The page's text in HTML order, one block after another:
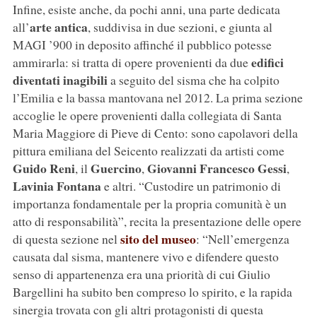
Infine, esiste anche, da pochi anni, una parte dedicata
all’arte antica, suddivisa in due sezioni, e giunta al
MAGI ’900 in deposito affinché il pubblico potesse
ammirarla: si tratta di opere provenienti da dueedifici
diventati inagibilia seguito del sisma che ha colpito
l’Emilia e la bassa mantovana nel 2012. La prima sezione
accoglie le opere provenienti dalla collegiata di Santa
Maria Maggiore di Pieve di Cento: sono capolavori della
pittura emiliana del Seicento realizzati da artisti come
Guido Reni, ilGuercino,Giovanni Francesco Gessi,
Lavinia Fontanae altri. “Custodire un patrimonio di
importanza fondamentale per la propria comunità è un
atto di responsabilità”, recita la presentazione delle opere
di questa sezione nelsito del museo: “Nell’emergenza
causata dal sisma, mantenere vivo e difendere questo
senso di appartenenza era una priorità di cui Giulio
Bargellini ha subito ben compreso lo spirito, e la rapida
sinergia trovata con gli altri protagonisti di questa